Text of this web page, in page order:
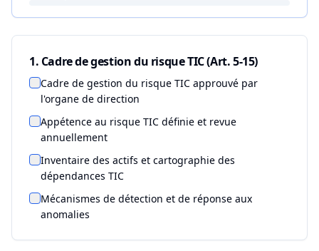
1. Cadre de gestion du risque TIC (Art. 5-15)
Cadre de gestion du risque TIC approuvé par
l'organe de direction
Appétence au risque TIC définie et revue
annuellement
Inventaire des actifs et cartographie des
dépendances TIC
Mécanismes de détection et de réponse aux
anomalies